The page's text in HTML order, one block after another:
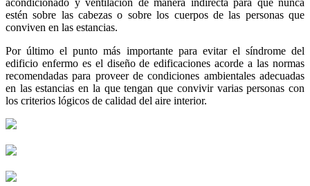
estén sobre las cabezas o sobre los cuerpos de las personas que
conviven en las estancias.
Por último el punto más importante para evitar el síndrome del
edificio enfermo es el diseño de edificaciones acorde a las normas
recomendadas para proveer de condiciones ambientales adecuadas
en las estancias en la que tengan que convivir varias personas con
los criterios lógicos de calidad del aire interior.